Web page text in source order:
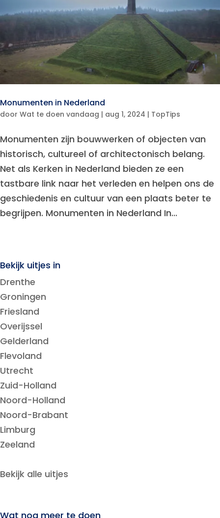
Monumenten in Nederland
door Wat te doen vandaag | aug 1, 2024 | TopTips
Monumenten zijn bouwwerken of objecten van
historisch, cultureel of architectonisch belang.
Net als Kerken in Nederland bieden ze een
tastbare link naar het verleden en helpen ons de
geschiedenis en cultuur van een plaats beter te
begrijpen. Monumenten in Nederland In...
Bekijk uitjes in
Drenthe
Groningen
Friesland
Overijssel
Gelderland
Flevoland
Utrecht
Zuid-Holland
Noord-Holland
Noord-Brabant
Limburg
Zeeland
Bekijk alle uitjes
Wat nog meer te doen